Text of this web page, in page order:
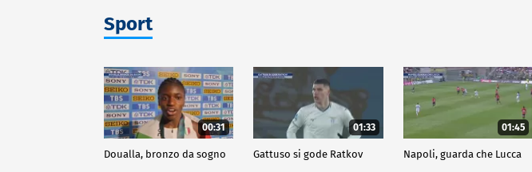
Sport
00:31
Doualla, bronzo da sogno
01:33
Gattuso si gode Ratkov
01:45
Napoli, guarda che Lucca